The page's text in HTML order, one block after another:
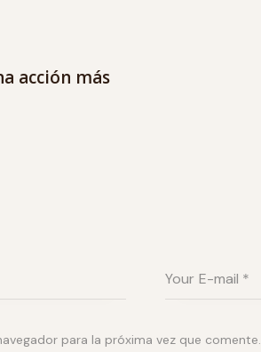
acción más
para la próxima vez que comente.